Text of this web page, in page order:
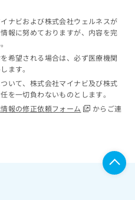
ナビおよび株式会社ウェルネスが
報に努めておりますが、内容を完
希望される場合は、必ず医療機関
ます。
いて、株式会社マイナビ及び株式
を一切負わないものとします。
報の修正依頼フォーム
からご連